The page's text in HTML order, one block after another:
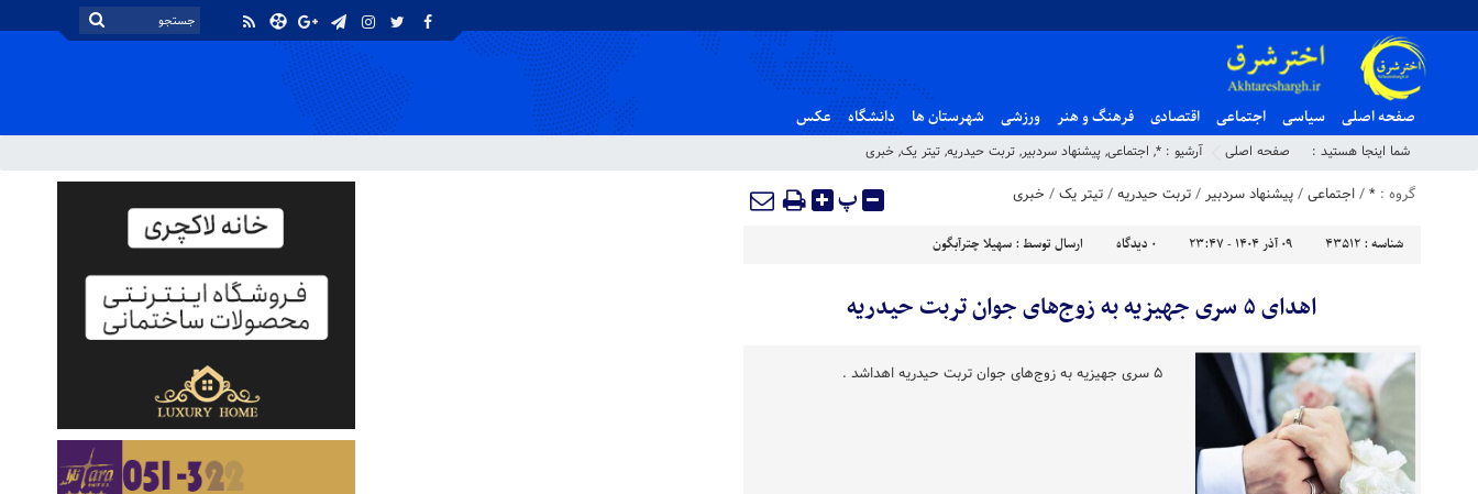
صفحه اصلی سیاسی اجتماعی اقتصادی فرهنگ و هنر ورزشی شهرستان ها دانشگاه عکس
شما اینجا هستید : صفحه اصلی آرشیو : *
, اجتماعی, پیشنهاد سردبیر, تربت حیدریه, تیتر یک, خبری
گروه : *
/اجتماعی/پیشنهاد سردبیر/تربت حیدریه/تیتر یک/ خبری پ
شناسه : 43512 ۰۹ آذر ۱۴۰۴ - ۲۳:۴۷ ۰ دیدگاه ارسال توسط : سهیلا چترآبگون
اهدای ۵ سری جهیزیه به زوج‌های جوان تربت حیدریه
۵ سری جهیزیه به زوج‌های جوان تربت حیدریه اهداشد .